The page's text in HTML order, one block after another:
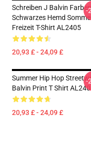
Schreiben J Balvin Farben
Schwarzes Hemd Sommer
Freizeit T-Shirt AL2405
20,93 £ - 24,09 £
-
Summer Hip Hop
Balvin Print T Shirt AL2405
20,93 £ - 24,09 £
-